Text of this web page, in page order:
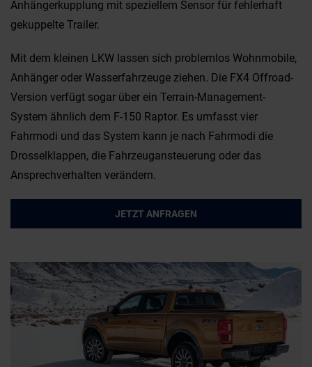
Anhängerkupplung mit speziellem Sensor für fehlerhaft
gekuppelte Trailer.
Mit dem kleinen LKW lassen sich problemlos Wohnmobile,
Anhänger oder Wasserfahrzeuge ziehen. Die FX4 Offroad-
Version verfügt sogar über ein Terrain-Management-
System ähnlich dem F-150 Raptor. Es umfasst vier
Fahrmodi und das System kann je nach Fahrmodi die
Drosselklappen, die Fahrzeugansteuerung oder das
Ansprechverhalten verändern.
JETZT ANFRAGEN